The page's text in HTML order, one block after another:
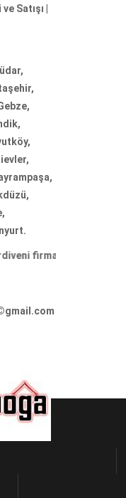
Satışı |
"; "yangın merdiveni